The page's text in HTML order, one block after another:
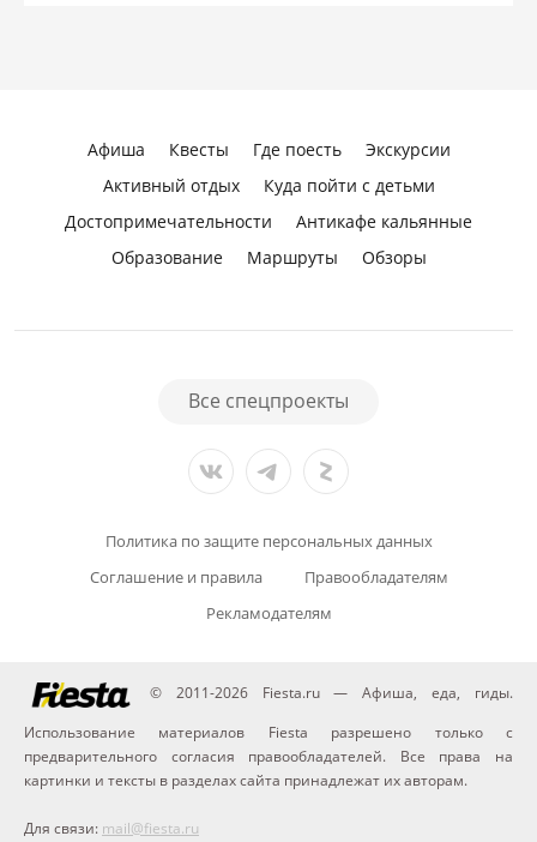
Афиша Квесты Где поесть
Экскурсии
Активный отдых
Куда пойти с детьми
Достопримечательности
Антикафе кальянные
Образование
Маршруты Обзоры
Все спецпроекты
Политика по защите персональных данных
Соглашение и правила
Правообладателям
Рекламодателям
© 2011-2026 Fiesta.ru — Афиша, еда, гиды.
Использование материалов Fiesta разрешено только с
предварительного согласия правообладателей. Все права на
картинки и тексты в разделах сайта принадлежат их авторам.
Для связи: mail@fiesta.ru